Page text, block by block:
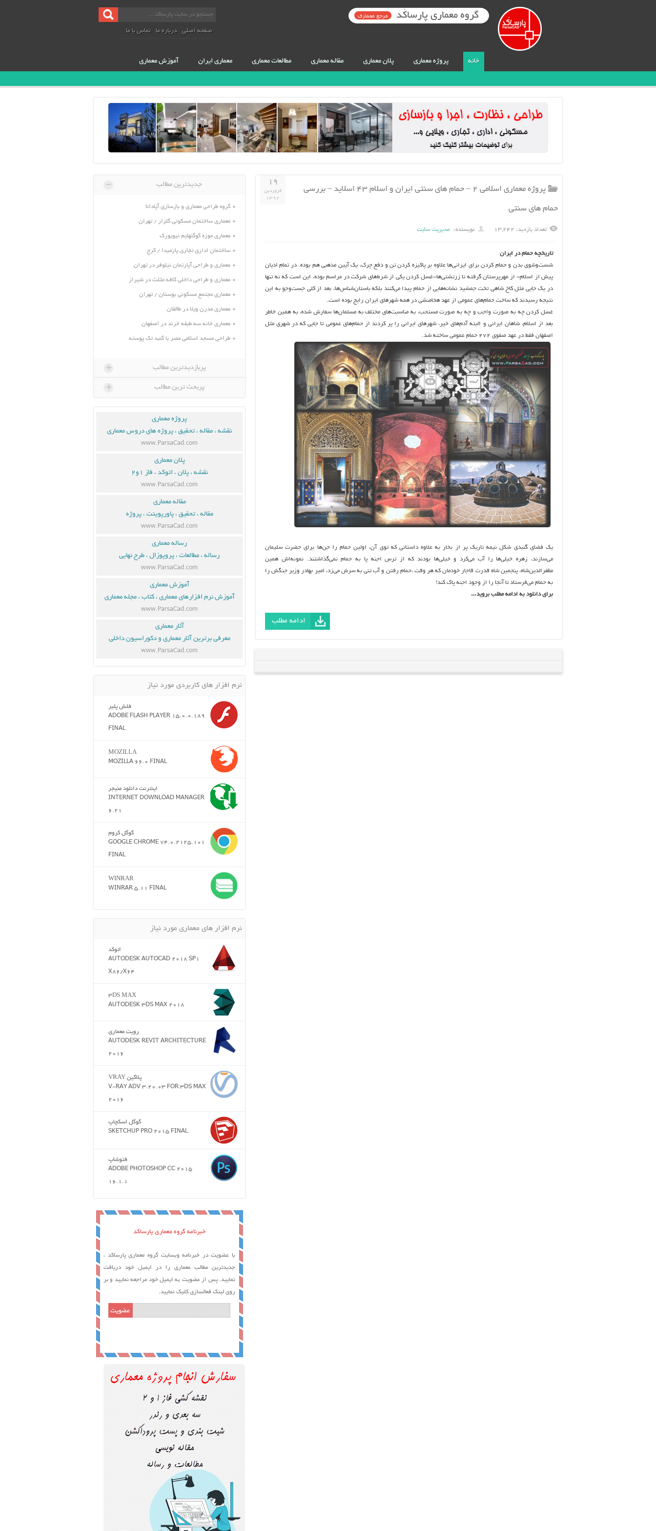
صفحه اصلی درباره ما تماس با ما
خانه پروژه معماری پلان معماری مقاله معماری مطالعات معماری معماری ایران آموزش معماری
گروه معماری پارساکَد مرجع معماری
۱۹
فروردین
۱۳۹۲
پروژه معماری اسلامی ۲ – حمام های سنتی ایران و اسلام ۴۳ اسلاید – بررسی
حمام های سنتی
تعداد بازدید: ۱۳,۲۴۲ نویسنده: مدیریت سایت
تاریخچه حمام در ایران
شست‌وشوي بدن و حمام كردن براي ايراني‌ها علاوه بر پاكيزه كردن تن و دفع چرك، يك آيين مذهبي هم بوده. در تمام اديان
پيش از اسلام- از مهرپرستان گرفته تا زرتشتي‌ها-غسل كردن يكي از شرط‌هاي شركت در مراسم بوده، اين است كه نه تنها
در يك جايي مثل كاخ شاهي تخت جمشيد نشانه‌هايي از حمام پيدا مي‌كنند بلكه باستان‌شناس‌ها، بعد از كلي جست‌وجو به اين
نتيجه رسيدند كه ساخت حمام‌هاي عمومي از عهد هخامنشي در همه شهرهاي ايران رايج بوده است.
غسل كردن چه به صورت واجب و چه به صورت مستحب، به مناسبت‌هاي مختلف به مسلمان‌ها سفارش شده، به همين خاطر
بعد از اسلام، شاهان ايراني و البته آدم‌هاي خير، شهرهاي ايراني را پر كردند از حمام‌هاي عمومي تا جايي كه در شهري مثل
اصفهان فقط در عهد صفوي ۲۷۲ حمام عمومي ساخته شد.
يك فضاي گنبدي شكل نيمه تاريك پر از بخار به علاوه داستاني كه توي آن، اولين حمام را جن‌ها براي حضرت سليمان
مي‌سازند، زهره خيلي‌ها را آب مي‌كرد و خيلي‌ها بودند كه از ترس اجنه پا به حمام نمي‌گذاشتند. نمونه‌اش همين
مظفرالدين‌شاه، پنجمين شاه قدرت قاجار خودمان كه هر وقت ،حمام رفتن و آب تني به سرش مي‌زد، امير بهادر وزير جنگش را
به حمام مي‌فرستاد تا آنجا را از وجود اجنه پاك كند!
برای دانلود به ادامه مطلب بروید…
ادامه مطلب
جدیدترین مطالب -
گروه طراحی معماری و بازسازی آپادانا
معماری ساختمان مسکونی گلزار / تهران
معماری موزه گوگنهایم نیویورک
ساختمان اداری تجاری پارمیدا / کرج
معماری و طراحی آپارتمان نیلوفر در تهران
معماری و طراحی داخلی کافه مثلث در شیراز
معماری مجتمع مسکونی بوستان / تهران
معماری مدرن ویلا در طالقان
معماری خانه سه طبقه خرند در اصفهان
طراحی مسجد اسلامی مصر با گنبد تک پوسته
پربازدیدترین مطالب +
پربحث ترین مطالب +
پروژه معماری
نقشه ، مقاله ، تحقیق ، پروژه های دروس معماری
www.ParsaCad.com
پلان معماری
نقشه ، پلان ، اتوکد ، فاز ۱و۲
www.ParsaCad.com
مقاله معماری
مقاله ، تحقیق ، پاورپوینت ، پروژه
www.ParsaCad.com
رساله معماری
رساله ، مطالعات ، پروپوزال ، طرح نهایی
www.ParsaCad.com
آموزش معماری
آموزش نرم افزارهای معماری ، کتاب ، مجله معماری
www.ParsaCad.com
آثار معماری
معرفی برترین آثار معماری و دکوراسیون داخلی
www.ParsaCad.com
نرم افزار های کاربردی مورد نیاز
فلش پلیر
ADOBE FLASH PLAYER 15.0.0.189
FINAL
MOZILLA
MOZILLA 66.0 FINAL
اینترنت دانلود منیجر
INTERNET DOWNLOAD MANAGER
6.21
گوگل کروم
GOOGLE CHROME 74.0.2125.101
FINAL
WINRAR
WINRAR 5.11 FINAL
نرم افزار های معماری مورد نیاز
اتوکد
AUTODESK AUTOCAD 2018 SP1
X86/X64
3DS MAX
AUTODESK 3DS MAX 2018
رویت معماری
AUTODESK REVIT ARCHITECTURE
2016
پلاگین VRAY
V-RAY ADV 3.20.03 FOR 3DS MAX
2016
گوگل اسکچاپ
SKETCHUP PRO 2015 FINAL
فتوشاپ
ADOBE PHOTOSHOP CC 2015
16.1.1
خبرنامه گروه معماری پارساکد
با عضویت در خبرنامه وبسایت گروه معماری پارساکد ،
جدیدترین مطالب معماری را در ایمیل خود دریافت
نمایید. پس از عضویت به ایمیل خود مراجعه نمایید و بر
روی لینک فعالسازی کلیک نمایید.